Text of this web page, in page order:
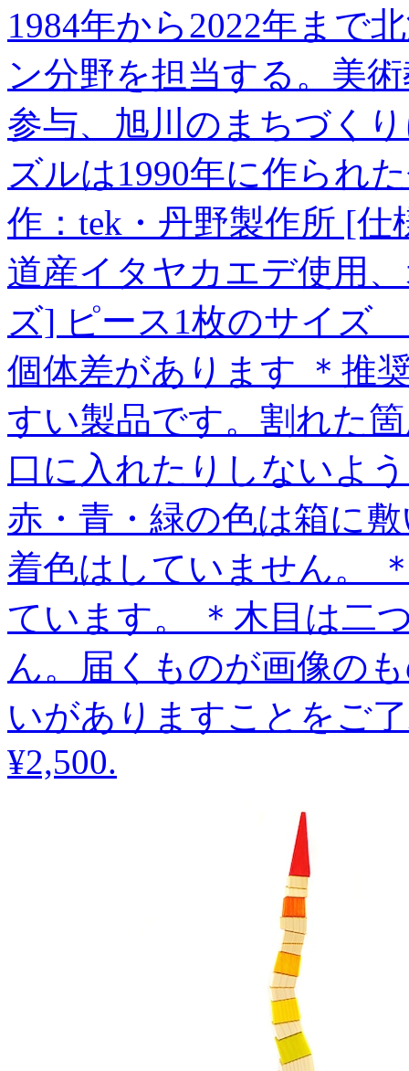
1984年から2022年まで
ン分野を担当する。美
参与、旭川のまちづく
ズルは1990年に作られ
作：tek・丹野製作所 [
道産イタヤカエデ使用
ズ] ピース1枚のサイズ
個体差があります ＊推
すい製品です。割れた
口に入れたりしないよ
赤・青・緑の色は箱に
着色はしていません。
ています。 ＊木目は二
ん。届くものが画像の
いがありますことをご
¥2,500.